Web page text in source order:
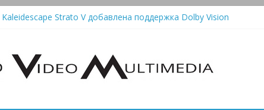
Strato V добавлена поддержка Dolby Vision
— традиционный виниловый автомат, дополненный
Meridian Ellipse: платформа R2 Electronics Platform и